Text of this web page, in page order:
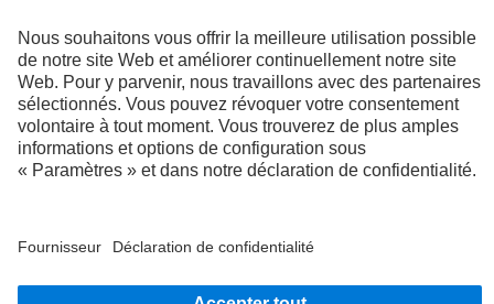
diversité, l'ouverture d'esprit et le respect font partie des convictions fondamentales
de Daimler Truck AG. Nous le montrons dans notre façon de penser, d'agir et de
communiquer. En principe, tous les termes choisis incluent évidemment tous les
sexes et toutes les identités.
Données basées sur la mesure de certification VECTO avec des véhicules équipés
de manière comparable.
entièrement au conducteur ou à la conductrice.
De série dans l'UE, pour certaines configurations de véhicules.